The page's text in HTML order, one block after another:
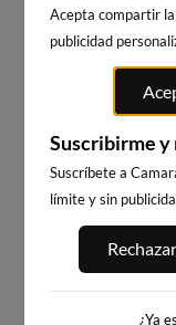
PORT ANDRATX
161km · Andratx
Acepta compartir
publicidad
Suscribirme y
Suscríbete a
límite y sin
¿Ya